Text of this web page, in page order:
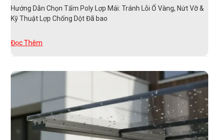
Hướng Dẫn Chọn Tấm Poly Lợp Mái: Tránh Lỗi Ố Vàng, Nứt Vỡ &
Kỹ Thuật Lợp Chống Dột Đã bao
Đọc Thêm